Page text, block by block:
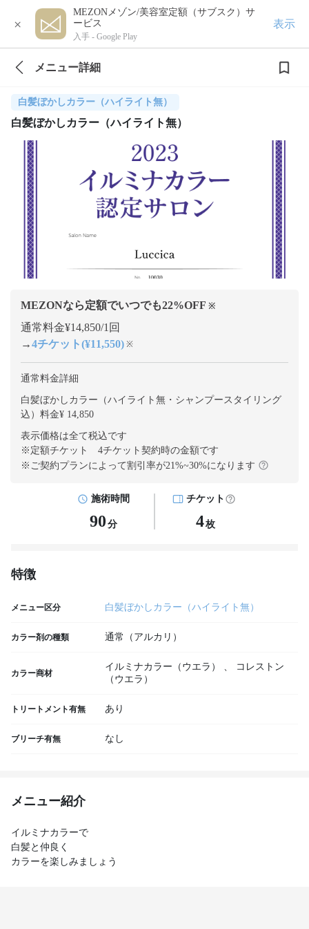
×
MEZONメゾン/美容室定額（サブスク）サ
ービス
入手 - Google Play
表示
メニュー詳細
白髪ぼかしカラー（ハイライト無）
白髪ぼかしカラー（ハイライト無）
MEZONなら定額でいつでも22%OFF ※
通常料金¥14,850/1回
→4チケット(¥11,550) ※
通常料金詳細
白髪ぼかしカラー（ハイライト無・シャンプースタイリング
込）料金¥ 14,850
表示価格は全て税込です
※定額チケット 4チケット契約時の金額です
※ご契約プランによって割引率が21%~30%になります
施術時間
90 分
チケット
4枚
特徴
メニュー区分 白髪ぼかしカラー（ハイライト無）
カラー剤の種類 通常（アルカリ）
カラー商材
イルミナカラー（ウエラ） 、
コレストン
（ウエラ）
トリートメント有無 あり
ブリーチ有無 なし
メニュー紹介
イルミナカラーで
白髪と仲良く
カラーを楽しみましょう